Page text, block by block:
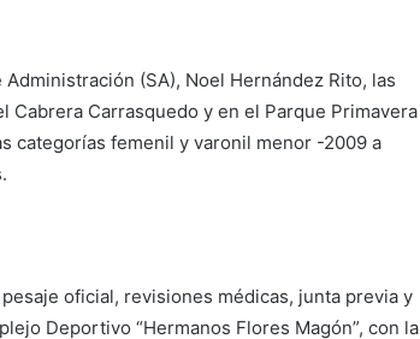
(SA), Noel Hernández Rito, las
Carrasquedo y en el Parque Primavera
categorías femenil y varonil menor -2009 a
oficial, revisiones médicas, junta previa y
Deportivo “Hermanos Flores Magón”, con la